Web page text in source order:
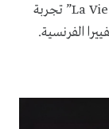
المريحة، والتفاصيل المدروسة، يقدّم “La Vie en Rosé” تجربة
الفرنسية.